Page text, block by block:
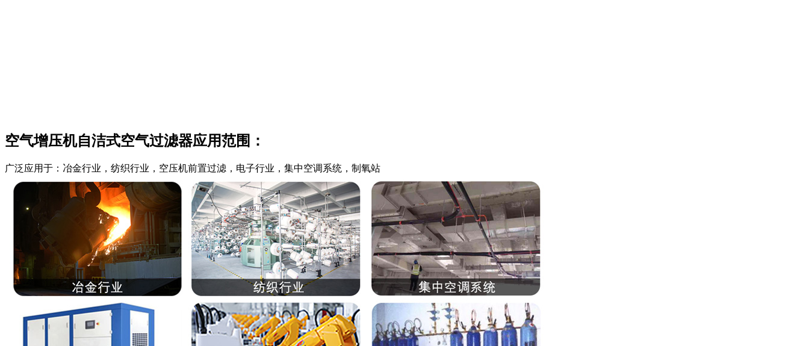
空气增压机自洁式空气过滤器应用范围：
广泛应用于：冶金行业，纺织行业，空压机前置过滤，电子行业，集中空调系统，制氧站